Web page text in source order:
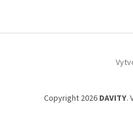
Copyright 2026 DAVITY.